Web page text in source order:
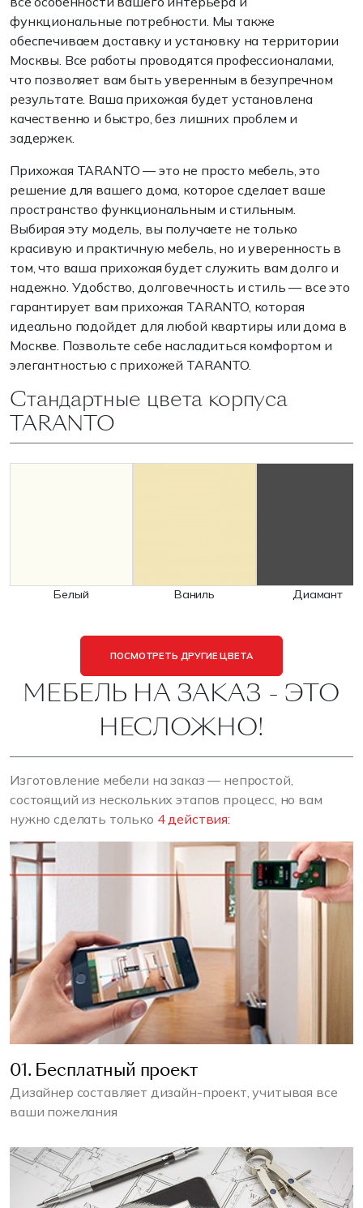
функциональные потребности. Мы также
обеспечиваем доставку и установку на территории
Москвы. Все работы проводятся профессионалами,
что позволяет вам быть уверенным в безупречном
результате. Ваша прихожая будет установлена
качественно и быстро, без лишних проблем и
задержек.
Прихожая TARANTO — это не просто мебель, это
решение для вашего дома, которое сделает ваше
пространство функциональным и стильным.
Выбирая эту модель, вы получаете не только
красивую и практичную мебель, но и уверенность в
том, что ваша прихожая будет служить вам долго и
надежно. Удобство, долговечность и стиль — все это
гарантирует вам прихожая TARANTO, которая
идеально подойдет для любой квартиры или дома в
Москве. Позвольте себе насладиться комфортом и
элегантностью с прихожей TARANTO.
Стандартные цвета корпуса
TARANTO
Белый Ваниль Диамант
ПОСМОТРЕТЬ ДРУГИЕ ЦВЕТА
МЕБЕЛЬ НА ЗАКАЗ - ЭТО
НЕСЛОЖНО!
Изготовление мебели на заказ — непростой,
состоящий из нескольких этапов процесс, но вам
нужно сделать только 4 действия:
01. Бесплатный проект
Дизайнер составляет дизайн-проект, учитывая все
ваши пожелания